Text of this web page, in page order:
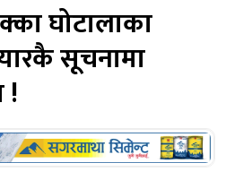
घोटालाका
सूचनामा
!